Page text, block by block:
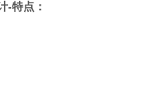
-特点：